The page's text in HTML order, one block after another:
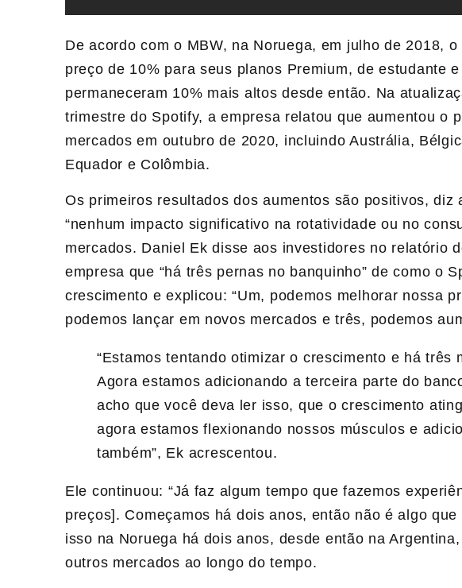
De acordo com o MBW, na Noruega, em julho de 2018, o
preço de 10% para seus planos Premium, de estudante
permaneceram 10% mais altos desde então. Na
trimestre do Spotify, a empresa relatou que aumentou o
mercados em outubro de 2020, incluindo Austrália,
Equador e Colômbia.
Os primeiros resultados dos aumentos são positivos, diz
“nenhum impacto significativo na rotatividade ou no
mercados. Daniel Ek disse aos investidores no relatório
empresa que “há três pernas no banquinho” de como o
crescimento e explicou: “Um, podemos melhorar nossa
podemos lançar em novos mercados e três, podemos
“Estamos tentando otimizar o crescimento e há três
Agora estamos adicionando a terceira parte do
acho que você deva ler isso, que o crescimento
agora estamos flexionando nossos músculos e
também”, Ek acrescentou.
Ele continuou: “Já faz algum tempo que fazemos
preços]. Começamos há dois anos, então não é algo
isso na Noruega há dois anos, desde então na
outros mercados ao longo do tempo.